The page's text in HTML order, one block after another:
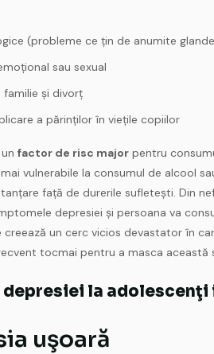
(probleme ce țin de anumite
sau sexual
și divorț
a părinților în viețile copiilor
factor de risc major pentru
vulnerabile la consumul de alcool
față de durerile sufletești. Din
depresiei și persoana va
creează un cerc vicios devastator în
tocmai pentru a masca această
depresiei la
uşoară